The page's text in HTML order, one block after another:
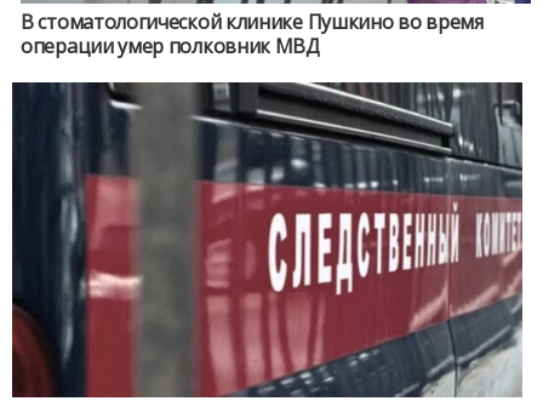
В стоматологической клинике Пушкино во время
операции умер полковник МВД